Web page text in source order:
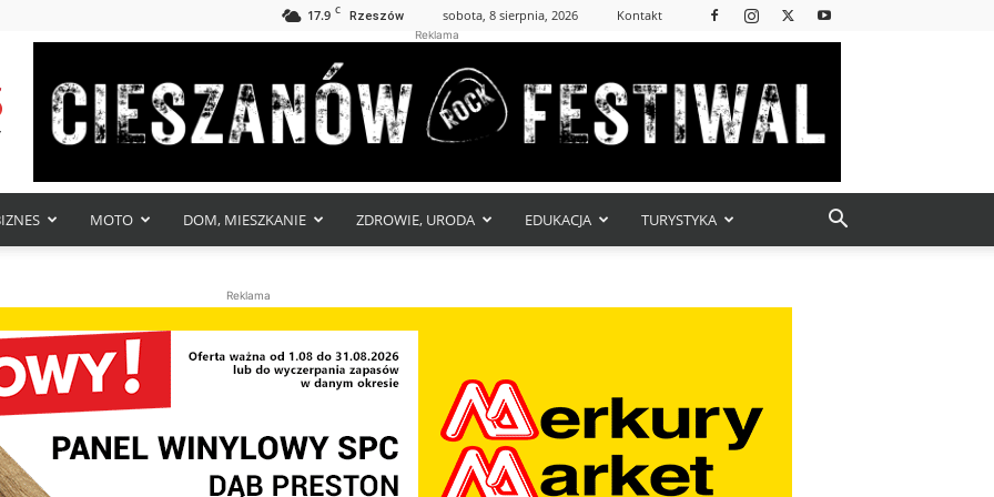
17.9 C Rzeszów sobota, 8 sierpnia, 2026 Kontakt
Reklama
MOTO DOM, MIESZKANIE ZDROWIE, URODA EDUKACJA TURYSTYKA
Reklama